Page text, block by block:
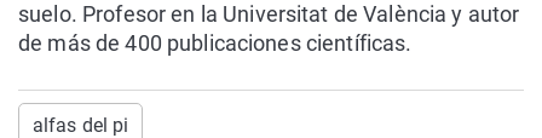
suelo. Profesor en la Universitat de València y autor
de más de 400 publicaciones científicas.
alfas del pi